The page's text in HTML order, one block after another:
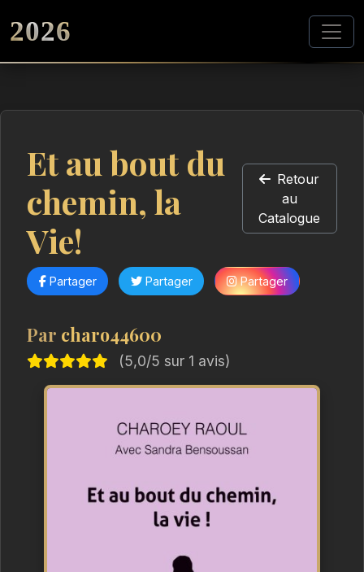
2026
Et au bout du
chemin, la
Vie!
Retour
au
Catalogue
Partager Partager Partager
Par charo44600
(5,0/5 sur 1 avis)